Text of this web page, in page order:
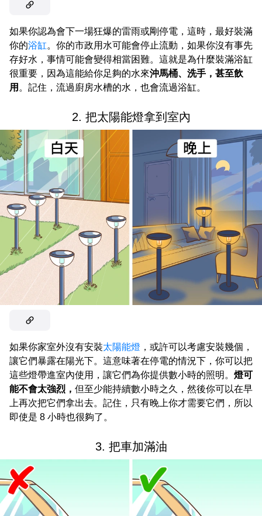
如果你認為會下一場狂爆的雷雨或剛停電，這時，最好裝滿
你的浴缸。你的市政用水可能會停止流動，如果你沒有事先
存好水，事情可能會變得相當困難。這就是為什麼裝滿浴缸
很重要，因為這能給你足夠的水來沖馬桶、洗手，甚至飲
用 。記住，流過廚房水槽的水，也會流過浴缸。
2. 把太陽能燈拿到室內
如果你家室外沒有安裝太陽能燈 ，或許可以考慮安裝幾個，
讓它們暴露在陽光下。這意味著在停電的情況下，你可以把
這些燈帶進室內使用，讓它們為你提供數小時的照明。 燈可
能不會太強烈， 但至少能持續數小時之久，然後你可以在早
上再次把它們拿出去。記住，只有晚上你才需要它們，所以
即使是 8 小時也很夠了。
3. 把車加滿油